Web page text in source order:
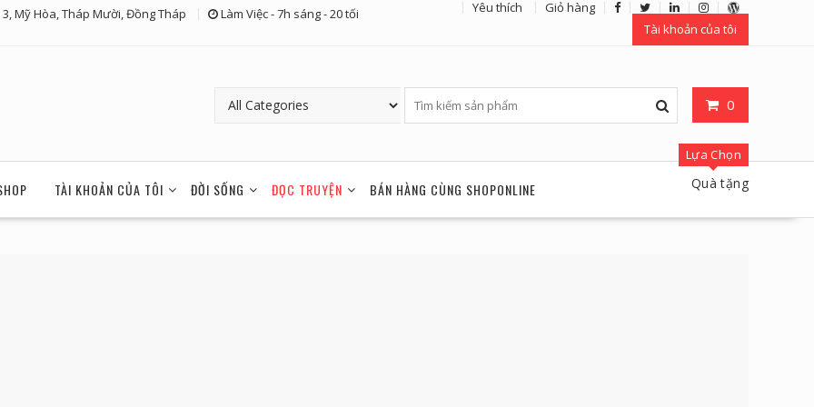
3, Mỹ Hòa, Tháp Mười, Đồng Tháp Làm Việc - 7h sáng - 20 tối Yêu thích
Giỏ hàng
Tài khoản của tôi
0
TÀI KHOẢN CỦA TÔI ĐỜI SỐNG ĐỌC TRUYỆN BÁN HÀNG CÙNG SHOPONLINE
Lựa Chọn
Quà tặng